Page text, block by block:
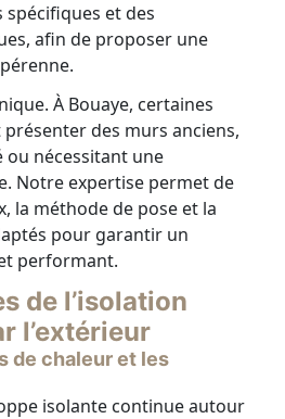
spécifiques et des
afin de proposer une
À Bouaye, certaines
des murs anciens,
ou nécessitant une
Notre expertise permet de
la méthode de pose et la
pour garantir un
performant.
de l’isolation
l’extérieur
de chaleur et les
isolante continue autour